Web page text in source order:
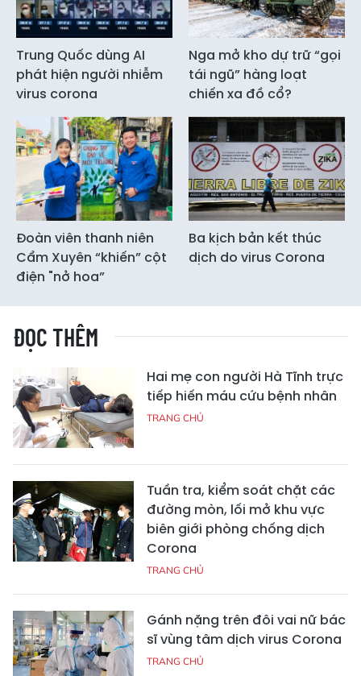
Trung Quốc dùng AI
phát hiện người nhiễm
virus corona
Nga mở kho dự trữ “gọi
tái ngũ” hàng loạt
chiến xa đồ cổ?
Đoàn viên thanh niên
Cẩm Xuyên “khiến” cột
điện "nở hoa”
Ba kịch bản kết thúc
dịch do virus Corona
ĐỌC THÊM
Hai mẹ con người Hà Tĩnh trực
tiếp hiến máu cứu bệnh nhân
TRANG CHỦ
Tuần tra, kiểm soát chặt các
đường mòn, lối mở khu vực
biên giới phòng chống dịch
Corona
TRANG CHỦ
Gánh nặng trên đôi vai nữ bác
sĩ vùng tâm dịch virus Corona
TRANG CHỦ